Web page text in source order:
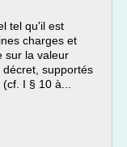
tel qu'il est
charges et
sur la valeur
supportés
I § 10 à...